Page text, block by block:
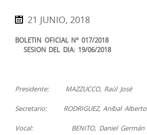
21 JUNIO, 2018
BOLETIN OFICIAL Nº 017/2018
SESION DEL DIA: 19/06/2018
Presidente: MAZZUCCO, Raúl José
Secretario: RODRIGUEZ, Aníbal Alberto
Vocal: BENITO, Daniel Germán